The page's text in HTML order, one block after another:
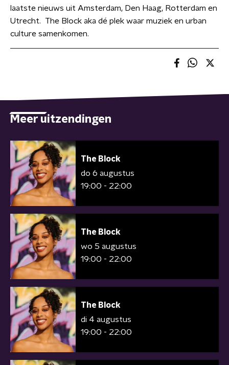
laatste nieuws uit Amsterdam, Den Haag, Rotterdam en
Utrecht. The Block aka dé plek waar muziek en urban
culture samenkomen.
Meer uitzendingen
The Block
do 6 augustus
19:00 - 22:00
The Block
wo 5 augustus
19:00 - 22:00
The Block
di 4 augustus
19:00 - 22:00